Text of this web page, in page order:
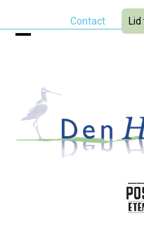
Contact
menu
menu